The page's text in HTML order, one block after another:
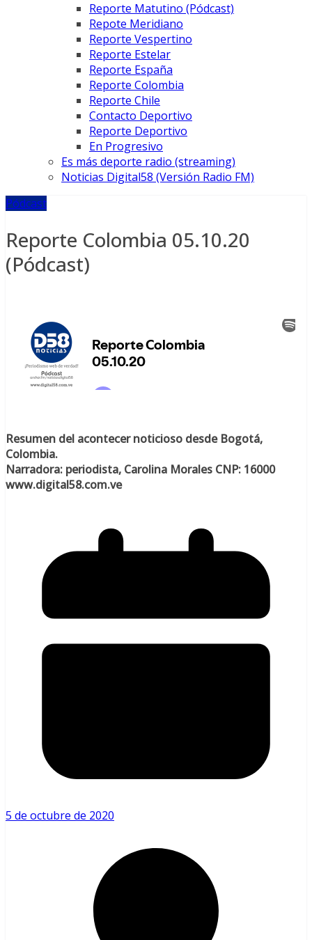
Reporte Matutino (Pódcast)
Repote Meridiano
Reporte Vespertino
Reporte Estelar
Reporte España
Reporte Colombia
Reporte Chile
Contacto Deportivo
Reporte Deportivo
En Progresivo
Es más deporte radio (streaming)
Noticias Digital58 (Versión Radio FM)
Pódcast
Reporte Colombia 05.10.20
(Pódcast)
Resumen del acontecer noticioso desde Bogotá,
Colombia.
Narradora: periodista, Carolina Morales CNP: 16000
www.digital58.com.ve
5 de octubre de 2020